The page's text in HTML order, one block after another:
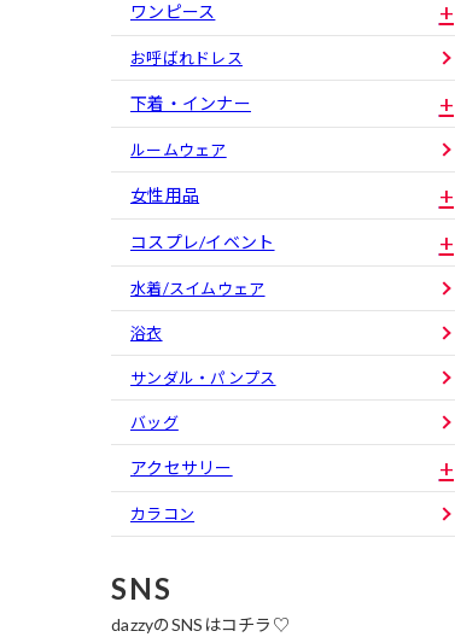
ワンピース
お呼ばれドレス
下着・インナー
ルームウェア
女性用品
コスプレ/イベント
水着/スイムウェア
浴衣
サンダル・パンプス
バッグ
アクセサリー
カラコン
SNS
dazzyのSNSはコチラ♡